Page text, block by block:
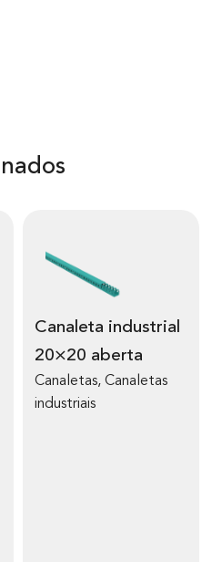
Canaleta industrial
20×20 aberta
Canaletas, Canaletas
industriais